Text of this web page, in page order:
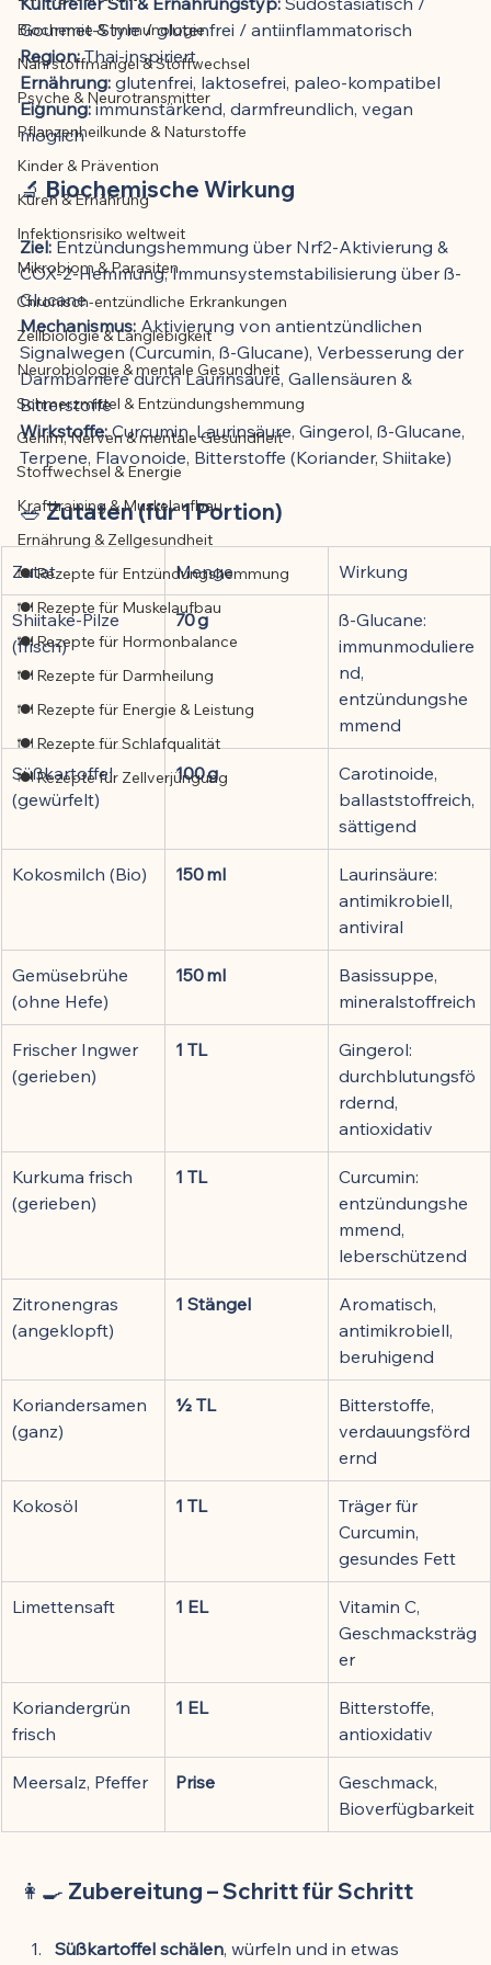
Der Artikel wurde mit Unterstützung von
KI erstellt und redaktionell geprüft vom
angegebenen Autor
Biochemie & Immunologie
Nährstoffmangel & Stoffwechsel
Psyche & Neurotransmitter
Pflanzenheilkunde & Naturstoffe
Kinder & Prävention
Kuren & Ernährung
Infektionsrisiko weltweit
Mikrobiom & Parasiten
Chronisch-entzündliche Erkrankungen
Zellbiologie & Langlebigkeit
Neurobiologie & mentale Gesundheit
Schmerzmittel & Entzündungshemmung
Gehirn, Nerven & mentale Gesundheit
Stoffwechsel & Energie
Krafttraining & Muskelaufbau
Ernährung & Zellgesundheit
🍽️ Rezepte für Entzündungshemmung
🍽️ Rezepte für Muskelaufbau
🍽️ Rezepte für Hormonbalance
🍽️ Rezepte für Darmheilung
🍽️ Rezepte für Energie & Leistung
🍽️ Rezepte für Schlafqualität
🍽️ Rezepte für Zellverjüngung
Gourmet-Style / glutenfrei / antiinflammatorisch
Region: Thai-inspiriert
Ernährung: glutenfrei, laktosefrei, paleo-kompatibel
Eignung: immunstärkend, darmfreundlich, vegan
möglich
🔬 Biochemische Wirkung
Ziel: Entzündungshemmung über Nrf2-Aktivierung &
COX-2-Hemmung, Immunsystemstabilisierung über ß-
Glucane
Mechanismus: Aktivierung von antientzündlichen
Signalwegen (Curcumin, ß-Glucane), Verbesserung der
Darmbarriere durch Laurinsäure, Gallensäuren &
Bitterstoffe
Wirkstoffe: Curcumin, Laurinsäure, Gingerol, ß-Glucane,
Terpene, Flavonoide, Bitterstoffe (Koriander, Shiitake)
🥗 Zutaten (für 1 Portion)
Zutat Menge Wirkung
Shiitake-Pilze
(frisch)
70 g
ß-Glucane:
immunmoduliere
nd,
entzündungshe
mmend
Süßkartoffel
(gewürfelt)
100 g
Carotinoide,
ballaststoffreich,
sättigend
Kokosmilch (Bio) 150 ml
Laurinsäure:
antimikrobiell,
antiviral
Gemüsebrühe
(ohne Hefe)
150 ml
Basissuppe,
mineralstoffreich
Frischer Ingwer
(gerieben)
1 TL
Gingerol:
durchblutungsfö
rdernd,
antioxidativ
Kurkuma frisch
(gerieben)
1 TL
Curcumin:
entzündungshe
mmend,
leberschützend
Zitronengras
(angeklopft)
1 Stängel
Aromatisch,
antimikrobiell,
beruhigend
Koriandersamen
(ganz)
½ TL
Bitterstoffe,
verdauungsförd
ernd
Kokosöl 1 TL
Träger für
Curcumin,
gesundes Fett
Limettensaft 1 EL
Vitamin C,
Geschmacksträg
er
Koriandergrün
frisch
1 EL
Bitterstoffe,
antioxidativ
Meersalz, Pfeffer Prise
Geschmack,
Bioverfügbarkeit
👩‍🍳 Zubereitung – Schritt für Schritt
Süßkartoffel schälen, würfeln und in etwas